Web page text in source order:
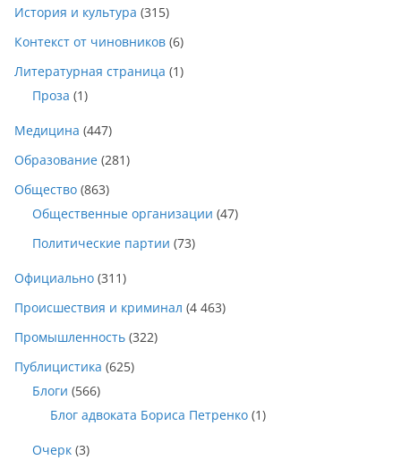
История и культура (315)
Контекст от чиновников (6)
Литературная страница (1)
Проза (1)
Медицина (447)
Образование (281)
Общество (863)
Общественные организации (47)
Политические партии (73)
Официально (311)
Происшествия и криминал (4 463)
Промышленность (322)
Публицистика (625)
Блоги (566)
Блог адвоката Бориса Петренко (1)
Очерк (3)